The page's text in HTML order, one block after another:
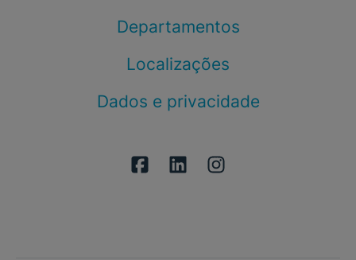
Departamentos
Localizações
Dados e privacidade